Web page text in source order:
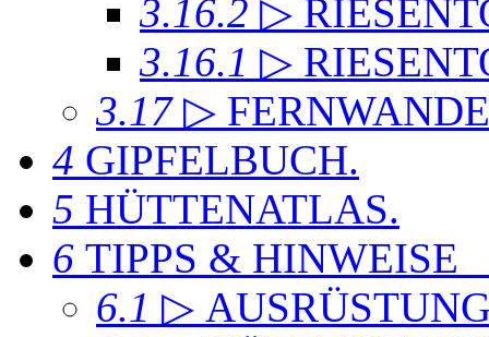
3.16.2 ▷
3.16.1 ▷
3.17 ▷
4 GIPFELBUCH.
5 HÜTTENATLAS.
6 TIPPS &
6.1 ▷